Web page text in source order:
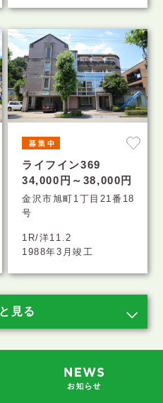
ライフイン369
34,000円～38,000円
金沢市旭町1丁目21番18
号
1R/洋11.2
1988年3月竣工